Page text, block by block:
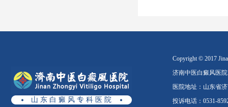
山 东 白 癜 风 专 科 医 院
Copyright © 2017
济南中医白癜风医
医院地址：山东省
投诉电话：0531-